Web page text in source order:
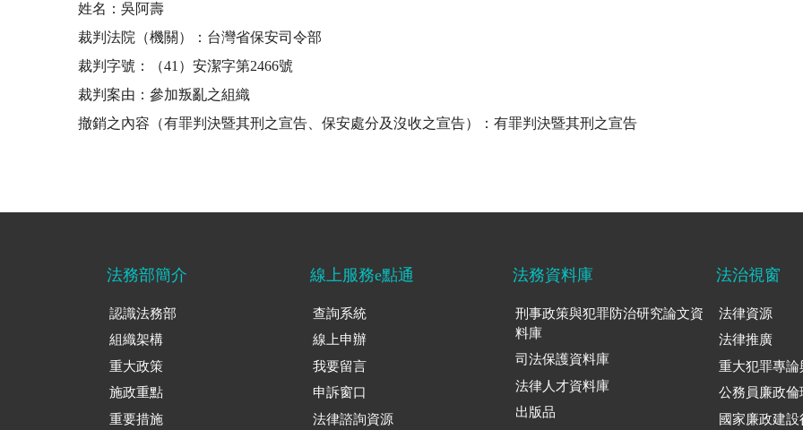
姓名：吳阿壽
裁判法院（機關）：台灣省保安司令部
裁判字號：（41）安潔字第2466號
裁判案由：參加叛亂之組織
撤銷之內容（有罪判決暨其刑之宣告、保安處分及沒收之宣告）：有罪判決暨其刑之宣告
法務部簡介
認識法務部
組織架構
重大政策
施政重點
重要措施
線上服務e點通
查詢系統
線上申辦
我要留言
申訴窗口
法律諮詢資源
法務資料庫
刑事政策與犯罪防治研究論文資
料庫
司法保護資料庫
法律人才資料庫
出版品
法治視窗
法律資源
法律推廣
重大犯罪專論
公務員廉政倫
國家廉政建